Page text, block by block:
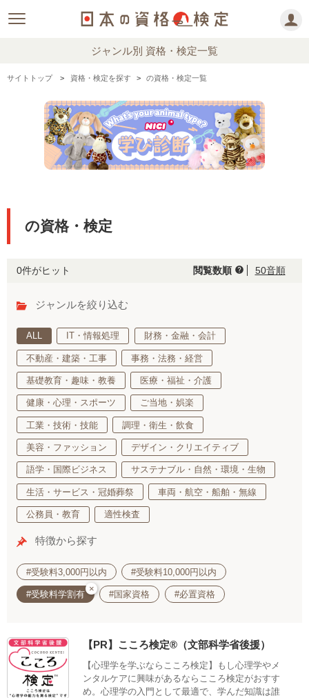
ジャンル別 資格・検定一覧
サイトトップ 資格・検定を探す の資格・検定一覧
の資格・検定
0件がヒット 閲覧数順 help 50音順
ジャンルを絞り込む
ALL IT・情報処理 財務・金融・会計
不動産・建築・工事 事務・法務・経営
基礎教育・趣味・教養 医療・福祉・介護
健康・心理・スポーツ ご当地・娯楽
工業・技術・技能 調理・衛生・飲食
美容・ファッション デザイン・クリエイティブ
語学・国際ビジネス サステナブル・自然・環境・生物
生活・サービス・冠婚葬祭 車両・航空・船舶・無線
公務員・教育 適性検査
特徴から探す
#受験料3,000円以内 #受験料10,000円以内
#受験料学割有
×
#国家資格 #必置資格
【PR】こころ検定®（文部科学省後援）
【心理学を学ぶならこころ検定】もし心理学やメ
ンタルケアに興味があるならこころ検定がおすす
め。心理学の入門として最適で、学んだ知識は誰